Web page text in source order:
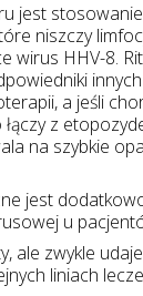
jest
niszczy
wirus HHV-8.
a jeśli
z
na szybkie
jest
u
ale zwykle
liniach